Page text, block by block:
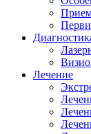
Лечение